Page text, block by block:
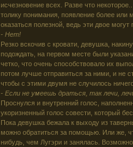
исчезновение всех. Разве что
толику понимания, появление более
оказаться полезной, ведь эти двое могут
- Нет!
Резко вскочив с кровати, девушка,
подождать, на первом месте были
четко, что очень способствовало их
потом лучше отправиться за ними, и не
чтобы с этими двумя не случилось
- Если не умеешь драться, так лечи,
Проснулся и внутренний голос,
укоризненный голос совести, который
Пока девушка бежала к выходу из
можно обратиться за помощью. Или же,
нибудь, чем Лугэри и занялась.